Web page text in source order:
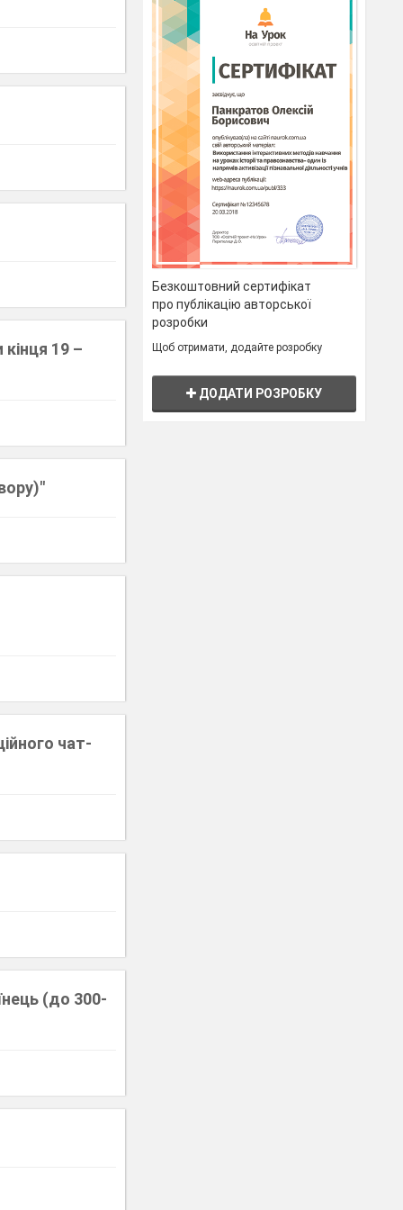
кінця 19 –
чат-
(до 300-
Безкоштовний сертифікат
про публікацію авторської
розробки
Щоб отримати, додайте розробку
ДОДАТИ РОЗРОБКУ